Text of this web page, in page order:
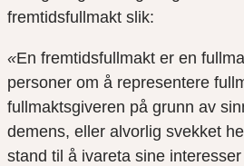
fremtidsfullmakt slik:
«En fremtidsfullmakt er en
personer om å representere
fullmaktsgiveren på grunn av
demens, eller alvorlig svekket
stand til å ivareta sine